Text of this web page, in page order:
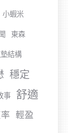
小蝦米
東森
結構
穩定
事 舒適
輕盈